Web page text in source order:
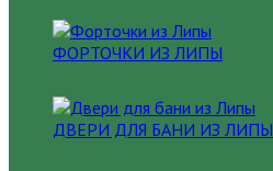
ФОРТОЧКИ ИЗ ЛИПЫ
ДВЕРИ ДЛЯ БАНИ ИЗ ЛИПЫ